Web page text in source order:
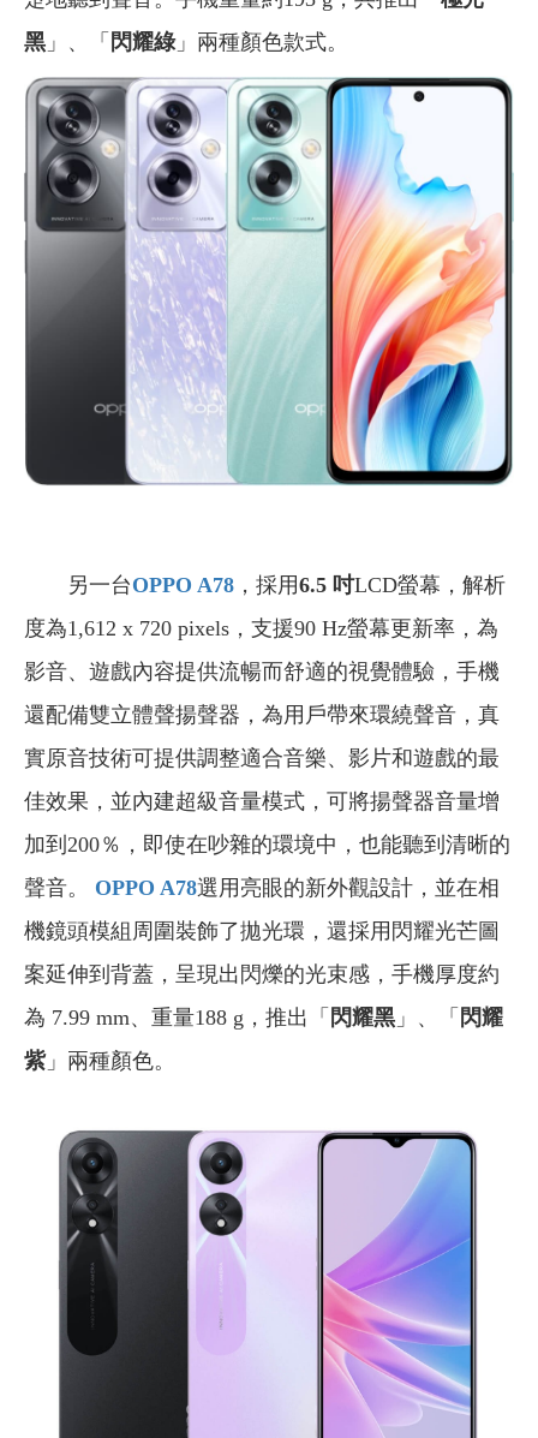
黑 」、「 閃耀綠」兩種顏色款式。
另一台OPPO A78 ，採用6.5 吋LCD螢幕，解析
度為1,612 x 720 pixels，支援90 Hz螢幕更新率，為
影音、遊戲內容提供流暢而舒適的視覺體驗，手機
還配備雙立體聲揚聲器，為用戶帶來環繞聲音，真
實原音技術可提供調整適合音樂、影片和遊戲的最
佳效果，並內建超級音量模式，可將揚聲器音量增
加到200％，即使在吵雜的環境中，也能聽到清晰的
聲音。 OPPO A78選用亮眼的新外觀設計，並在相
機鏡頭模組周圍裝飾了拋光環，還採用閃耀光芒圖
案延伸到背蓋，呈現出閃爍的光束感，手機厚度約
為 7.99 mm、重量188 g，推出「 閃耀黑 」、「 閃耀
紫」兩種顏色。